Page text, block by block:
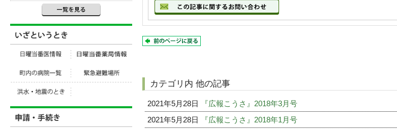
カテゴリ内 他の記事
2021年5月28日
『広報こうさ』2018年3月号
2021年5月28日
『広報こうさ』2018年1月号